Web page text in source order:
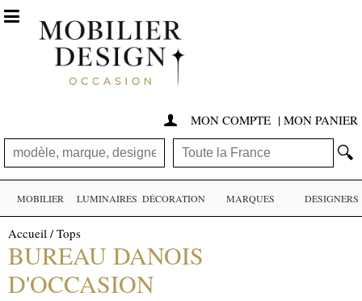
 MON COMPTE | MON PANIER
🔍

MOBILIER LUMINAIRES DÉCORATION MARQUES DESIGNERS
Accueil /Tops
BUREAU DANOIS
D'OCCASION